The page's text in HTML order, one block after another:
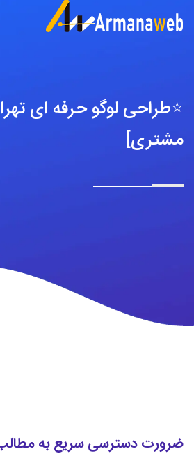
مشتری]
ضرورت دسترسی سریع به